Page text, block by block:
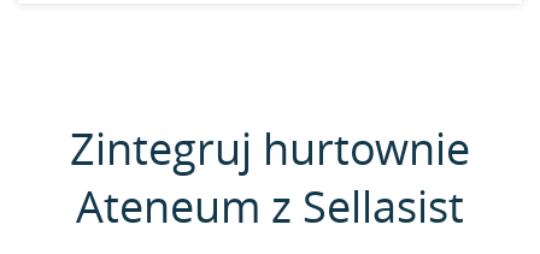
Zintegruj hurtownie
Ateneum z Sellasist